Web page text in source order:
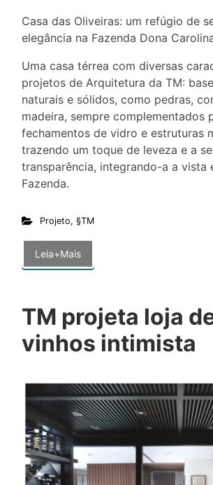
Casa das Oliveiras: um refúgio de
elegância na Fazenda Dona
Uma casa térrea com diversas
projetos de Arquitetura da TM:
naturais e sólidos, como pedras,
madeira, sempre complementados
fechamentos de vidro e estruturas
trazendo um toque de leveza e a
transparência, integrando-a a vista
Fazenda.
Projeto, §TM
Leia+Mais
TM projeta loja
vinhos intimista